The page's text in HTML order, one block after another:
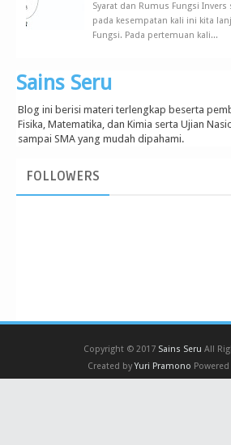
Syarat dan Rumus Fungsi
pada kesempatan kali ini kita
Fungsi. Pada pertemuan kali...
Sains Seru
Blog ini berisi materi terlengkap beserta
Fisika, Matematika, dan Kimia serta Ujian
sampai SMA yang mudah dipahami.
FOLLOWERS
Copyright © 2017 Sains Seru All
Created byYuri Pramono